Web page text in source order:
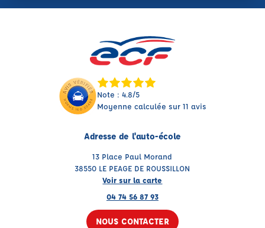
Note : 4.8/5
Moyenne calculée sur 11 avis
Adresse de l'auto-école
13 Place Paul Morand
38550 LE PEAGE DE ROUSSILLON
Voir sur la carte
04 74 56 87 93
NOUS CONTACTER